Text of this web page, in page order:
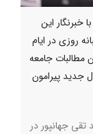
خبرنگار این
روزی در ایام
مطالبات جامعه
جدید پیرامون
جهانپور در